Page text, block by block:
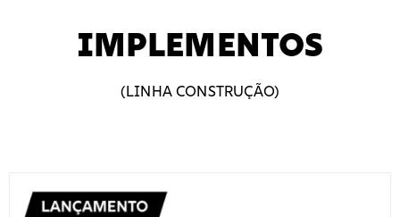
IMPLEMENTOS
(LINHA CONSTRUÇÃO)